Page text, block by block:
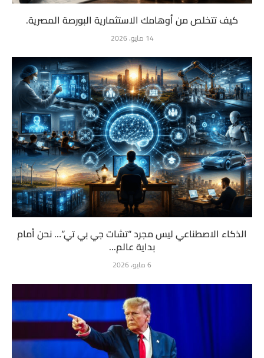
كيف تتخلص من أوهامك الاستثمارية البورصة المصرية.
14 مايو، 2026
الذكاء الاصطناعي ليس مجرد “تشات جي بي تي”… نحن أمام
بداية عالم...
6 مايو، 2026